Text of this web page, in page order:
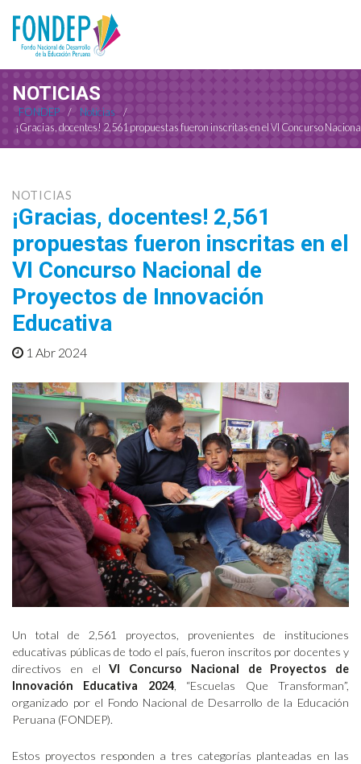
NOTICIAS
FONDEP / Noticias
/
¡Gracias, docentes! 2,561 propuestas fueron inscritas en el VI Concurso
NOTICIAS
¡Gracias, docentes! 2,561
propuestas fueron inscritas en el
VI Concurso Nacional de
Proyectos de Innovación
Educativa
1 Abr 2024
Un total de 2,561 proyectos, provenientes de instituciones
educativas públicas de todo el país, fueron inscritos por docentes y
directivos en elVI Concurso Nacional de Proyectos de
Innovación Educativa 2024, “Escuelas Que Transforman”,
organizado por el Fondo Nacional de Desarrollo de la Educación
Peruana (FONDEP).
Estos proyectos responden a tres categorías planteadas en las